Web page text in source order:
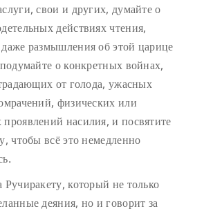
свои и других, думайте о
действиях чтения,
размышления об этой царице
о конкретных войнах,
от голода, ужасных
физических или
насилия, и посвятите
чтобы всё это немедленно
Ручиракету, который не только
деяния, но и говорит за